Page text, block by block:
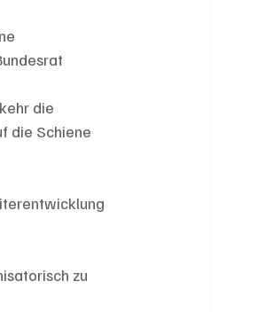
die
die Schiene
zu